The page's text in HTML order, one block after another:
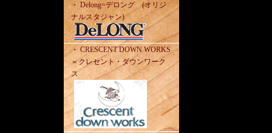
・ Delong=デロング (オリジ
ナルスタジャン)
・ CRESCENT DOWN WORKS
＝クレセント・ダウンワーク
ス